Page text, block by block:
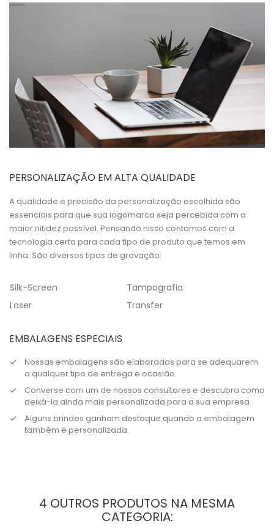
PERSONALIZAÇÃO EM ALTA QUALIDADE
A qualidade e precisão da personalização escolhida são
essenciais para que sua logomarca seja percebida com a
maior nitidez possível. Pensando nisso contamos com a
tecnologia certa para cada tipo de produto que temos em
linha. São diversos tipos de gravação:
Silk-Screen
Laser
Tampografia
Transfer
EMBALAGENS ESPECIAIS
Nossas embalagens são elaboradas para se adequarem
a qualquer tipo de entrega e ocasião.
Converse com um de nossos consultores e descubra como
deixá-la ainda mais personalizada para a sua empresa.
Alguns brindes ganham destaque quando a embalagem
também é personalizada.
4 OUTROS PRODUTOS NA MESMA
CATEGORIA: